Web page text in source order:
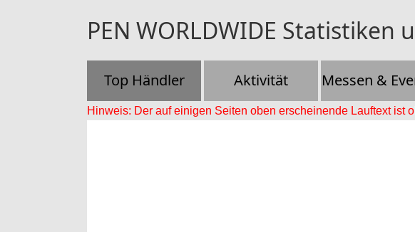
PEN WORLDWIDE
Top Händler Aktivität Messen &
Hinweis: Der auf einigen Seiten oben erscheinende Lauftext ist